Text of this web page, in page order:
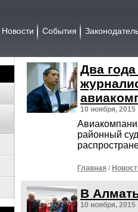
Новости События
Два
10 ноября, 2015
районный
Главная /
В
10 ноября, 2015